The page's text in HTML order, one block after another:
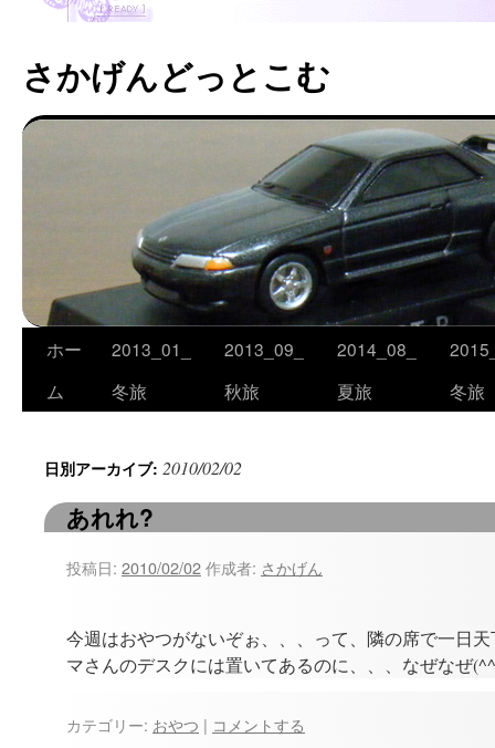
さかげんどっとこむ
コ
ン
ツ
ホー
ム
2013_01_
冬旅
2013_09_
秋旅
2014_08_
夏旅
冬旅
日別アーカイブ: 2010/02/02
あれれ?
投稿日: 2010/02/02作成者: さかげん
今週はおやつがないぞぉ、、、って、隣の席で一日
マさんのデスクには置いてあるのに、、、なぜなぜ
カテゴリー: おやつ | コメントする